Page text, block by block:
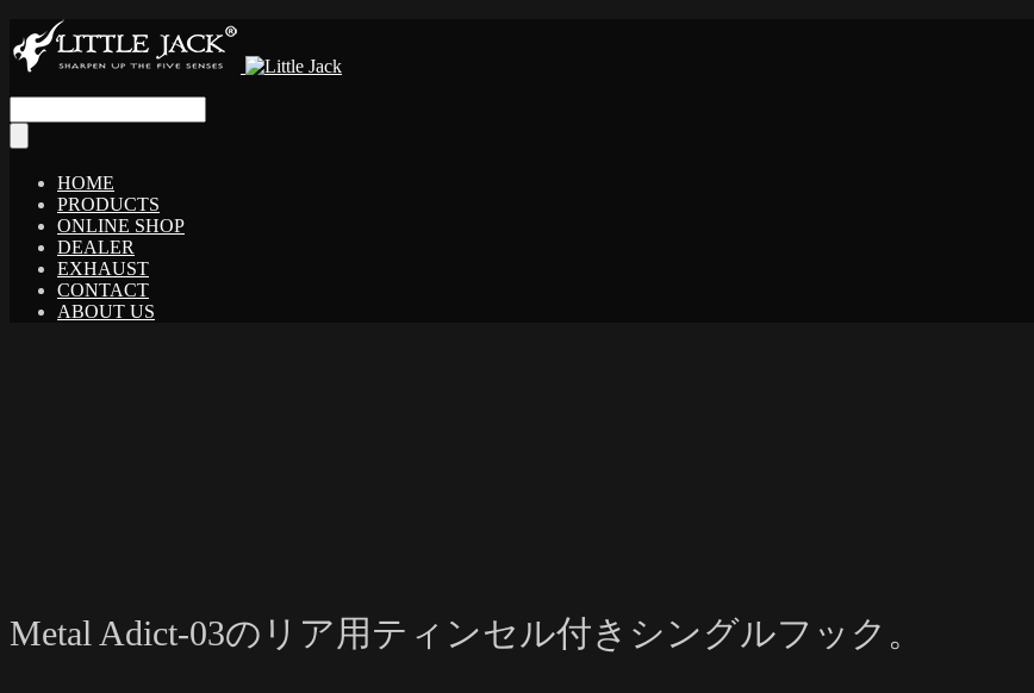
HOME
PRODUCTS
ONLINE SHOP
DEALER
EXHAUST
CONTACT
ABOUT US
Metal Adict-03のリア用ティンセル付きシングルフック。